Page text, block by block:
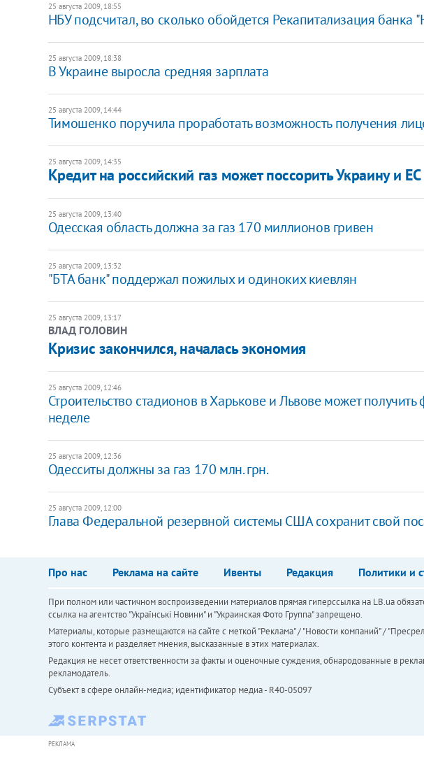
25 августа 2009, 18:55
НБУ подсчитал, во сколько обойдется Рекапитализация банка
25 августа 2009, 18:38
В Украине выросла средняя зарплата
25 августа 2009, 14:44
Тимошенко поручила проработать возможность получения
25 августа 2009, 14:35
Кредит на российский газ может поссорить Украину и ЕС
25 августа 2009, 13:40
Одесская область должна за газ 170 миллионов гривен
25 августа 2009, 13:32
"БТА банк" поддержал пожилых и одиноких киевлян
25 августа 2009, 13:17
ВЛАД ГОЛОВИН
Кризис закончился, началась экономия
25 августа 2009, 12:46
Строительство стадионов в Харькове и Львове может
неделе
25 августа 2009, 12:36
Одесситы должны за газ 170 млн. грн.
25 августа 2009, 12:00
Глава Федеральной резервной системы США сохранит свой
Про нас Реклама на сайте Ивенты Редакция Политики и
При полном или частичном воспроизведении материалов прямая гиперссылка на LB.ua
ссылка на агентство "Українськi Новини" и "Украинская Фото Группа" запрещено.
Материалы, которые размещаются на сайте с меткой "Реклама" / "Новости компаний" /
этого контента и разделяет мнения, высказанные в этих материалах.
Редакция не несет ответственности за факты и оценочные суждения, обнародованные в
рекламодатель.
Субъект в сфере онлайн-медиа; идентификатор медиа - R40-05097
РЕКЛАМА